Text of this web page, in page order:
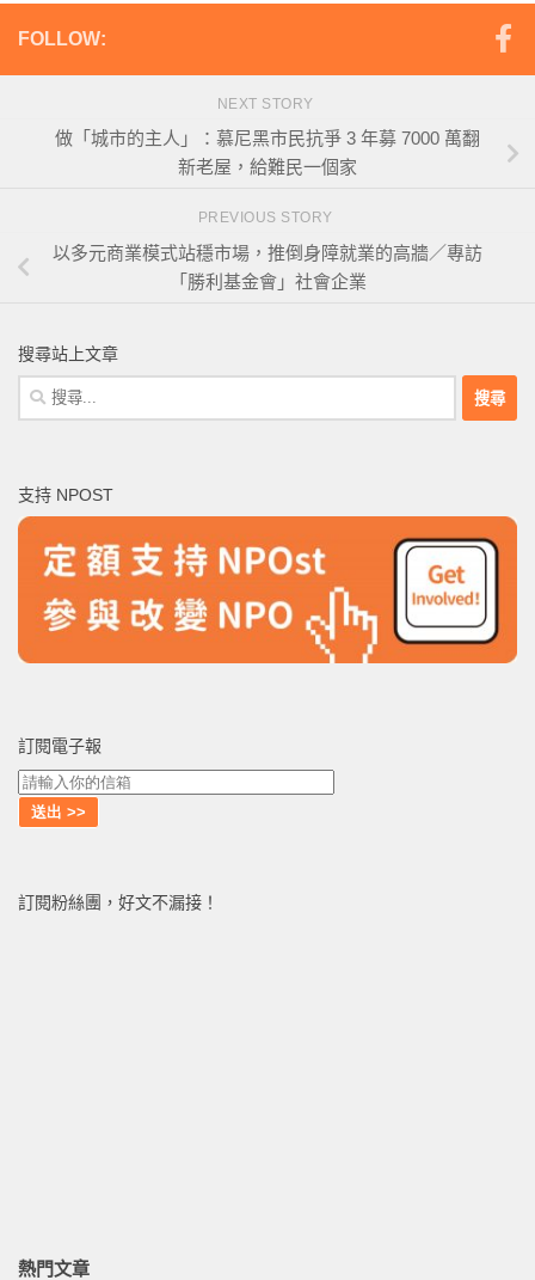
FOLLOW:
NEXT STORY
做「城市的主人」：慕尼黑市民抗爭 3 年募 7000 萬翻
新老屋，給難民一個家
PREVIOUS STORY
以多元商業模式站穩市場，推倒身障就業的高牆／專訪
「勝利基金會」社會企業
搜尋站上文章
搜
尋
字:
支持 NPOST
訂閱電子報
訂閱粉絲團，好文不漏接！
熱門文章